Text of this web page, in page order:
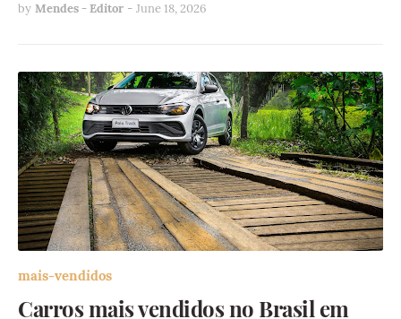
by Mendes - Editor - June 18, 2026
mais-vendidos
Carros mais vendidos no Brasil em